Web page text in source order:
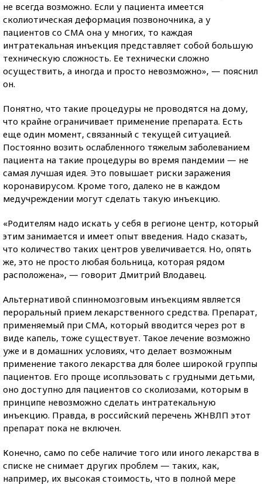
не всегда возможно. Если у пациента имеется
сколиотическая деформация позвоночника, а у
пациентов со СМА она у многих, то каждая
интратекальная инъекция представляет собой большую
техническую сложность. Ее технически сложно
осуществить, а иногда и просто невозможно», — пояснил
он.
Понятно, что такие процедуры не проводятся на дому,
что крайне ограничивает применение препарата. Есть
еще один момент, связанный с текущей ситуацией.
Постоянно возить ослабленного тяжелым заболеванием
пациента на такие процедуры во время пандемии — не
самая лучшая идея. Это повышает риски заражения
коронавирусом. Кроме того, далеко не в каждом
медучреждении могут сделать такую инъекцию.
«Родителям надо искать у себя в регионе центр, который
этим занимается и имеет опыт введения. Надо сказать,
что количество таких центров увеличивается. Но, опять
же, это не просто любая больница, которая рядом
расположена», — говорит Дмитрий Влодавец.
Альтернативой спинномозговым инъекциям является
пероральный прием лекарственного средства. Препарат,
применяемый при СМА, который вводится через рот в
виде капель, тоже существует. Такое лечение возможно
уже и в домашних условиях, что делает возможным
применение такого лекарства для более широкой группы
пациентов. Его проще исопльзовать с грудными детьми,
оно доступно для пациентов со сколиозами, которым в
принципе невозможно сделать интратекальную
инъекцию. Правда, в российский перечень ЖНВЛП этот
препарат пока не включен.
Конечно, само по себе наличие того или иного лекарства в
списке не снимает других проблем — таких, как,
например, их высокая стоимость, что в полной мере